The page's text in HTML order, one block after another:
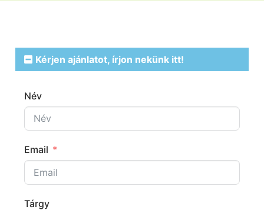
Kérjen ajánlatot, írjon nekünk itt!
Név
Email
Tárgy